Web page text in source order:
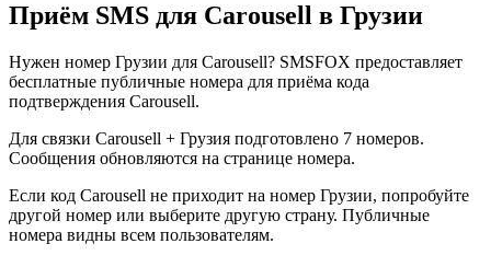
Приём SMS для Carousell в Грузии
Нужен номер Грузии для Carousell? SMSFOX предоставляет
бесплатные публичные номера для приёма кода
подтверждения Carousell.
Для связки Carousell + Грузия подготовлено 7 номеров.
Сообщения обновляются на странице номера.
Если код Carousell не приходит на номер Грузии, попробуйте
другой номер или выберите другую страну. Публичные
номера видны всем пользователям.